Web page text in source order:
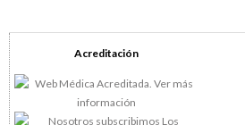
Acreditación